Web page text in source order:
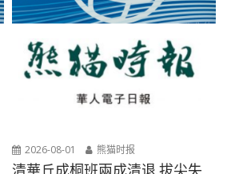
2026-08-01 熊猫时报
清華丘成桐班兩成清退 拔尖失